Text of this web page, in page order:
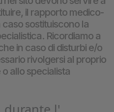
il rapporto medico-
sostituiscono la
Ricordiamo a
in caso di disturbi e/o
rivolgersi al proprio
allo specialista